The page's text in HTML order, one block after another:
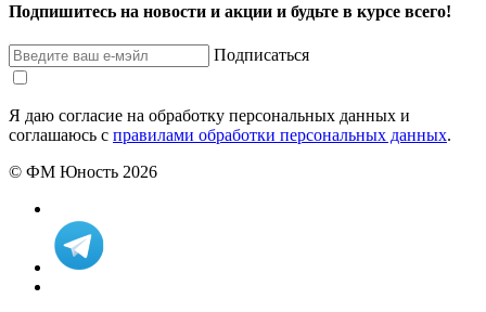
Подпишитесь на новости и акции и будьте в курсе всего!
Подписаться
Я даю согласие на обработку персональных данных и
соглашаюсь с правилами обработки персональных данных.
© ФМ Юность 2026